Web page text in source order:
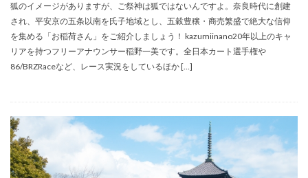
狐のイメージがありますが、ご祭神は狐ではないんですよ。奈良時代に創建
され、平安京の五条以南を氏子地域とし、五穀豊穣・商売繁盛で絶大な信仰
を集める「お稲荷さん」をご紹介しましょう！ kazumiinano20年以上のキャ
リアを持つフリーアナウンサー稲野一美です。全日本カート選手権や
86/BRZRaceなど、レース実況をしているほか […]